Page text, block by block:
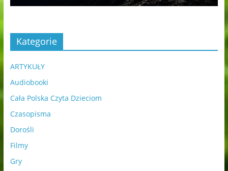
Kategorie
ARTYKUŁY
Audiobooki
Cała Polska Czyta Dzieciom
Czasopisma
Dorośli
Filmy
Gry